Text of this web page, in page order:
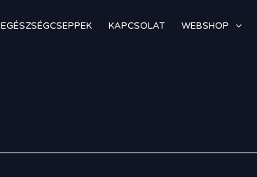
EGÉSZSÉGCSEPPEK KAPCSOLAT WEBSHOP